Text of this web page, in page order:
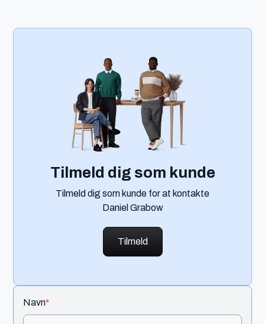
Tilmeld dig som kunde
Tilmeld dig som kunde for at kontakte
Daniel Grabow
Tilmeld
Navn*